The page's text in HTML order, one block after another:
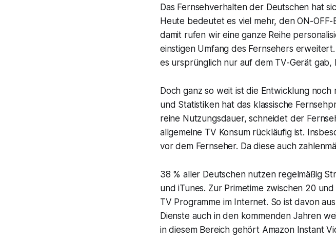
Das Fernsehverhalten der Deutschen hat
Heute bedeutet es viel mehr, den ON-
damit rufen wir eine ganze Reihe
einstigen Umfang des Fernsehers
es ursprünglich nur auf dem TV-Gerät
Doch ganz so weit ist die Entwicklung
und Statistiken hat das klassische
reine Nutzungsdauer, schneidet der
allgemeine TV Konsum rückläufig ist.
vor dem Fernseher. Da diese auch
38 % aller Deutschen nutzen regelmäßig
und iTunes. Zur Primetime zwischen 20
TV Programme im Internet. So ist davon
Dienste auch in den kommenden Jahren
in diesem Bereich gehört Amazon Instant